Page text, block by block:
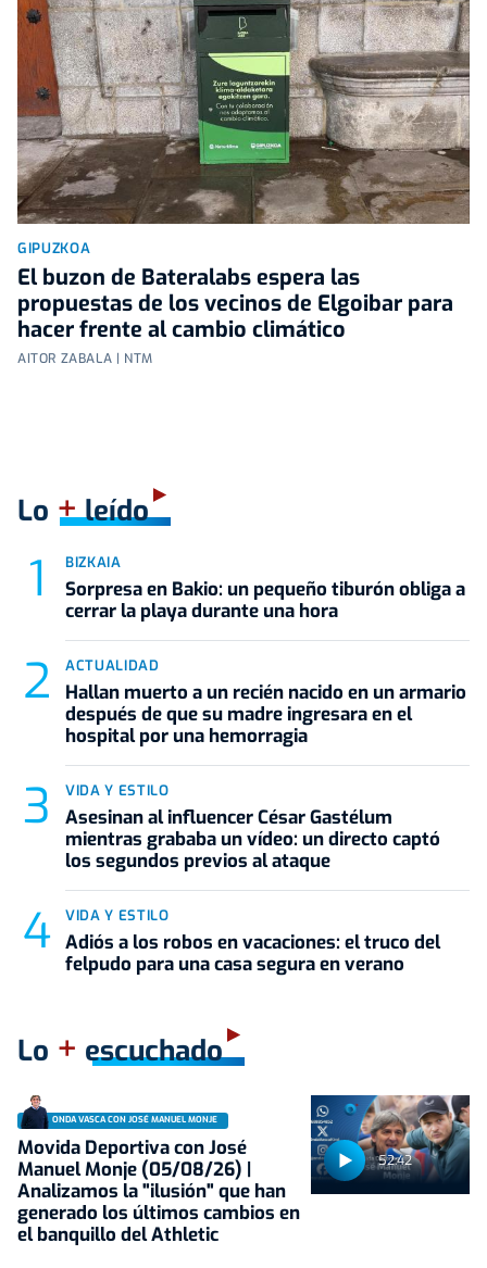
GIPUZKOA
El buzon de Bateralabs espera las
propuestas de los vecinos de Elgoibar para
hacer frente al cambio climático
AITOR ZABALA | NTM
Lo +leído
BIZKAIA
Sorpresa en Bakio: un pequeño tiburón obliga a
cerrar la playa durante una hora
ACTUALIDAD
Hallan muerto a un recién nacido en un armario
después de que su madre ingresara en el
hospital por una hemorragia
VIDA Y ESTILO
Asesinan al influencer César Gastélum
mientras grababa un vídeo: un directo captó
los segundos previos al ataque
VIDA Y ESTILO
Adiós a los robos en vacaciones: el truco del
felpudo para una casa segura en verano
Lo + escuchado
52:42
ONDA VASCA CON JOSÉ MANUEL MONJE
Movida Deportiva con José
Manuel Monje (05/08/26) |
Analizamos la "ilusión" que han
generado los últimos cambios en
el banquillo del Athletic